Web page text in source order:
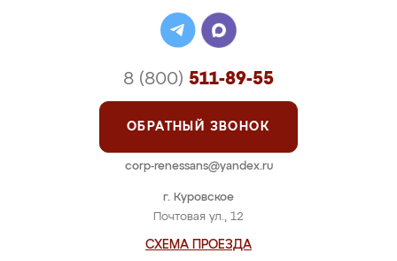
г. Куровское
Почтовая ул., 12
СХЕМА ПРОЕЗДА
8 (800) 511-89-55
ОБРАТНЫЙ ЗВОНОК
corp-renessans@yandex.ru